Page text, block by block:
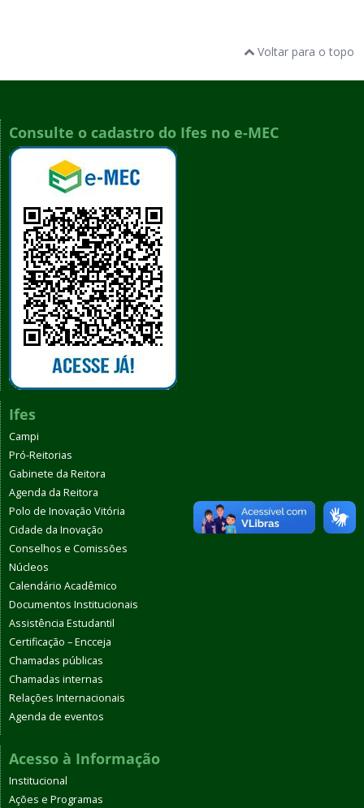
Voltar para o topo
Consulte o cadastro do Ifes no e-MEC
Ifes
Campi
Pró-Reitorias
Gabinete da Reitora
Agenda da Reitora
Polo de Inovação Vitória
Cidade da Inovação
Conselhos e Comissões
Núcleos
Calendário Acadêmico
Documentos Institucionais
Assistência Estudantil
Certificação – Encceja
Chamadas públicas
Chamadas internas
Relações Internacionais
Agenda de eventos
Acesso à Informação
Institucional
Ações e Programas